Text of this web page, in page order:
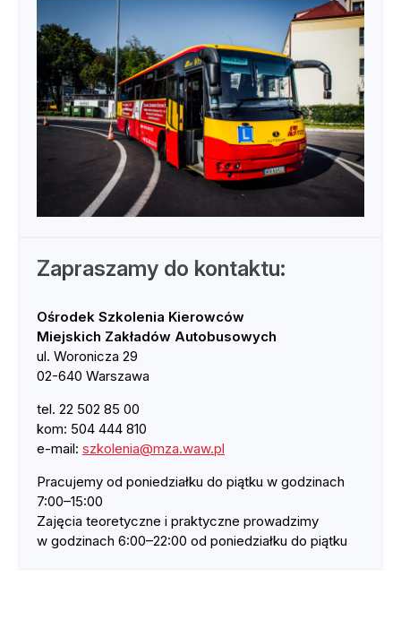
Zapraszamy do kontaktu:
Ośrodek Szkolenia Kierowców
Miejskich Zakładów Autobusowych
ul. Woronicza 29
02-640 Warszawa
tel. 22 502 85 00
kom: 504 444 810
e-mail: szkolenia@mza.waw.pl
Pracujemy od poniedziałku do piątku w godzinach
7:00–15:00
Zajęcia teoretyczne i praktyczne prowadzimy
w godzinach 6:00–22:00 od poniedziałku do piątku